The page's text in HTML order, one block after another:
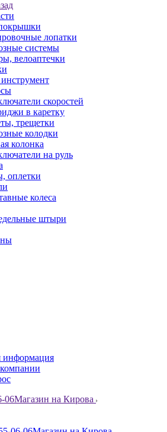
лопатки
системы
велоаптечки
скоростей
в каретку
трещетки
колодки
колонка
на руль
оплетки
колеса
штыри
информация
06Магазин на Кирова